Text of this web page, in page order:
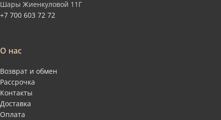
Шары Жиенкуловой 11Г
+7 700 603 72 72
О нас
Возврат и обмен
Рассрочка
Контакты
Доставка
Оплата